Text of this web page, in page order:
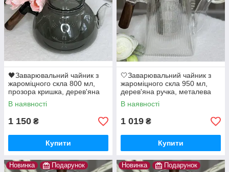
🖤Заварювальний чайник з
жароміцного скла 800 мл,
прозора кришка, дерев'яна
ручка, Чорний
В наявності
1 150 ₴
Купити
🤍Заварювальний чайник з
жароміцного скла 950 мл,
дерев'яна ручка, металева
кришка, Прозорий
В наявності
1 019 ₴
Купити
Новинка Подарунок Новинка Подарунок